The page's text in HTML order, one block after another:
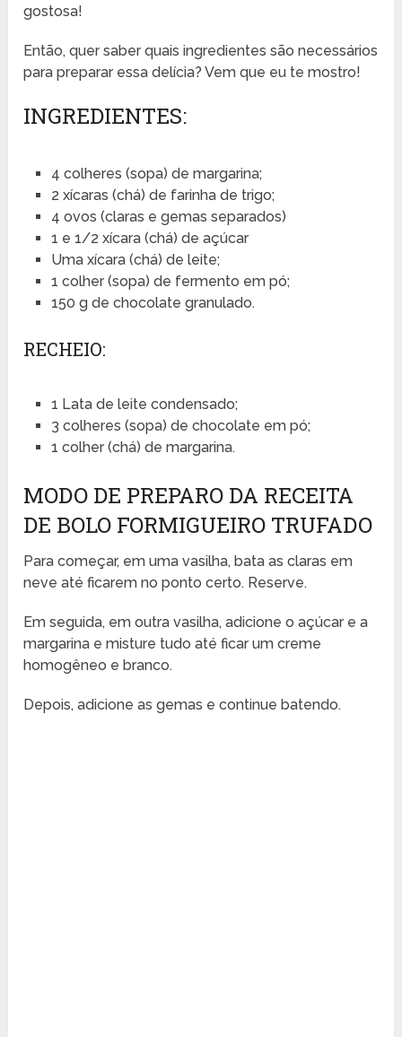
gostosa!
Então, quer saber quais ingredientes são necessários
para preparar essa delícia? Vem que eu te mostro!
INGREDIENTES:
4 colheres (sopa) de margarina;
2 xícaras (chá) de farinha de trigo;
4 ovos (claras e gemas separados)
1 e 1/2 xícara (chá) de açúcar
Uma xícara (chá) de leite;
1 colher (sopa) de fermento em pó;
150 g de chocolate granulado.
RECHEIO:
1 Lata de leite condensado;
3 colheres (sopa) de chocolate em pó;
1 colher (chá) de margarina.
MODO DE PREPARO DA RECEITA
DE BOLO FORMIGUEIRO TRUFADO
Para começar, em uma vasilha, bata as claras em
neve até ficarem no ponto certo. Reserve.
Em seguida, em outra vasilha, adicione o açúcar e a
margarina e misture tudo até ficar um creme
homogêneo e branco.
Depois, adicione as gemas e continue batendo.